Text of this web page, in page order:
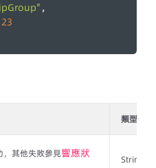
,
類型
，其他失敗參見響應狀
String